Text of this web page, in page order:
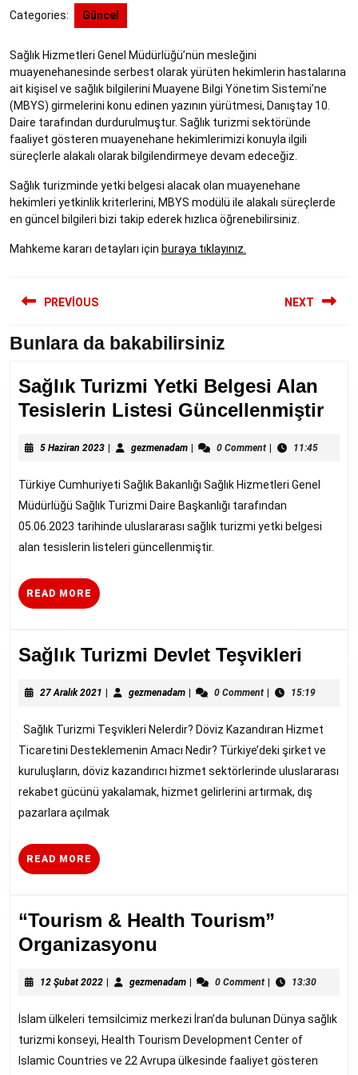
2022
Categories: Güncel
Sağlık Hizmetleri Genel Müdürlüğü’nün mesleğini
muayenehanesinde serbest olarak yürüten hekimlerin hastalarına
ait kişisel ve sağlık bilgilerini Muayene Bilgi Yönetim Sistemi’ne
(MBYS) girmelerini konu edinen yazının yürütmesi, Danıştay 10.
Daire tarafından durdurulmuştur. Sağlık turizmi sektöründe
faaliyet gösteren muayenehane hekimlerimizi konuyla ilgili
süreçlerle alakalı olarak bilgilendirmeye devam edeceğiz.
Sağlık turizminde yetki belgesi alacak olan muayenehane
hekimleri yetkinlik kriterlerini, MBYS modülü ile alakalı süreçlerde
en güncel bilgileri bizi takip ederek hızlıca öğrenebilirsiniz.
Mahkeme kararı detayları için buraya tıklayınız.
gezinmesi
PREVIOUS
Previous
NEXT
Next
Bunlara da bakabilirsiniz
Sağlık Turizmi Yetki Belgesi Alan
Tesislerin Listesi Güncellenmiştir
5 Haziran 20235| gezmenadamgezmenadam
| 0 Comment | 11:45
Türkiye Cumhuriyeti Sağlık Bakanlığı Sağlık Hizmetleri Genel
Müdürlüğü Sağlık Turizmi Daire Başkanlığı tarafından
05.06.2023 tarihinde uluslararası sağlık turizmi yetki belgesi
alan tesislerin listeleri güncellenmiştir.
READ MORE READ
MORE
Sağlık Turizmi Devlet Teşvikleri
Devlet
27 Aralık 2021 27| gezmenadamgezmenadam
| 0 Comment | 15:19
Sağlık Turizmi Teşvikleri Nelerdir? Döviz Kazandıran Hizmet
Ticaretini Desteklemenin Amacı Nedir? Türkiye’deki şirket ve
kuruluşların, döviz kazandırıcı hizmet sektörlerinde uluslararası
rekabet gücünü yakalamak, hizmet gelirlerini artırmak, dış
pazarlara açılmak
READ MORE READ
MORE
“Tourism & Health Tourism”
Organizasyonu
Health
Tourism”
Organizasyonu
12 Şubat 202212| gezmenadamgezmenadam
| 0 Comment | 13:30
İslam ülkeleri temsilcimiz merkezi İran’da bulunan Dünya sağlık
turizmi konseyi, Health Tourism Development Center of
Islamic Countries ve 22 Avrupa ülkesinde faaliyet gösteren